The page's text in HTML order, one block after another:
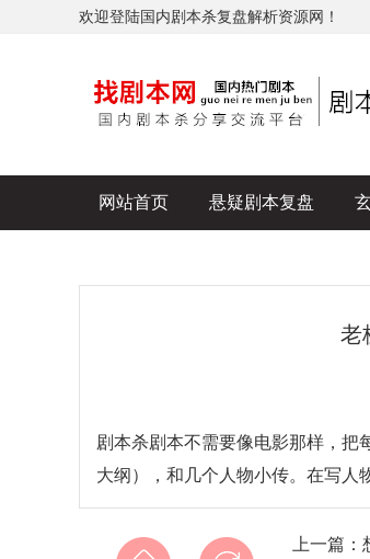
欢迎登陆国内剧本杀复盘解析资源网！
网站首页 悬疑剧本复盘
老
剧本杀剧本不需要像电影那样，
大纲），和几个人物小传。在写人
上一篇：